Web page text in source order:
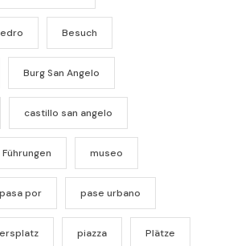
Besuch
Burg San Angelo
castillo san angelo
Führungen museo
pasa por pase urbano
piazza Plätze